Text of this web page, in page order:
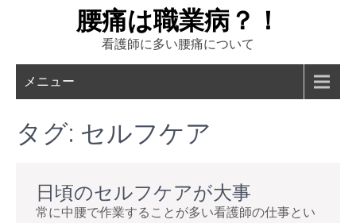
腰痛は職業病？！
看護師に多い腰痛について
メニュー
タグ: セルフケア
日頃のセルフケアが大事
常に中腰で作業することが多い看護師の仕事とい